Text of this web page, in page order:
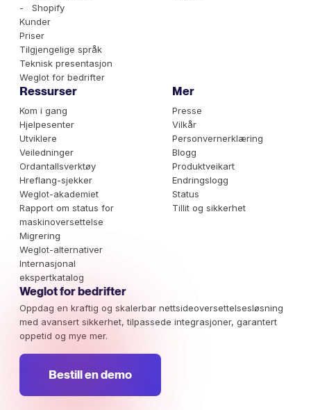
- Shopify
Kunder
Priser
Tilgjengelige språk
Teknisk presentasjon
Weglot for bedrifter
Ressurser
Kom i gang
Hjelpesenter
Utviklere
Veiledninger
Ordantallsverktøy
Hreflang-sjekker
Weglot-akademiet
Rapport om status for
maskinoversettelse
Migrering
Weglot-alternativer
Internasjonal
ekspertkatalog
Mer
Presse
Vilkår
Personvernerklæring
Blogg
Produktveikart
Endringslogg
Status
Tillit og sikkerhet
Weglot for bedrifter
Oppdag en kraftig og skalerbar nettsideoversettelsesløsning
med avansert sikkerhet, tilpassede integrasjoner, garantert
oppetid og mye mer.
Bestill en demo